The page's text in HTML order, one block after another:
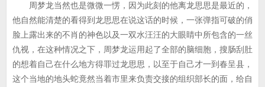
周梦龙当然也是微微一愣，因为此刻的他离龙思思是最近的，
他自然能清楚的看得到龙思思在说这话的时候，一张弹指可破的俏
脸上露出来的不肖的神色以及一双水汪汪的大眼睛中所包含的一丝
仇视，在这种情况之下，周梦龙运用起了全部的脑细胞，搜肠刮肚
的想着自己在什么地方得罪过龙思思，以至于自己才一到春呈县，
这个当地的地头蛇竟然当着市里来负责交接的组织部长的面，给自